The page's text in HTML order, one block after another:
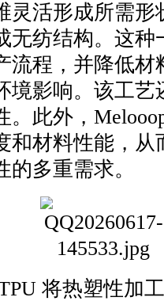
灵活形成所需
无纺结构。这
流程，并降低材
境影响。该工
。此外，
和材料性能，
多重需求。
将热塑性加